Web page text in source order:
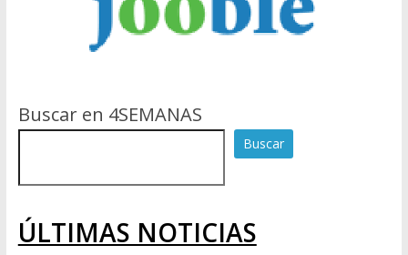
Buscar en 4SEMANAS
Buscar
ÚLTIMAS NOTICIAS